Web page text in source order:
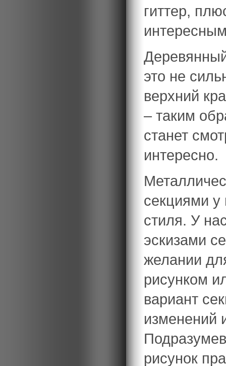
гиттер,
это не
верхний
– таким
станет
интересно.
секциями у
стиля. У
эскизами
желании
рисунком
вариант
изменений
рисунок